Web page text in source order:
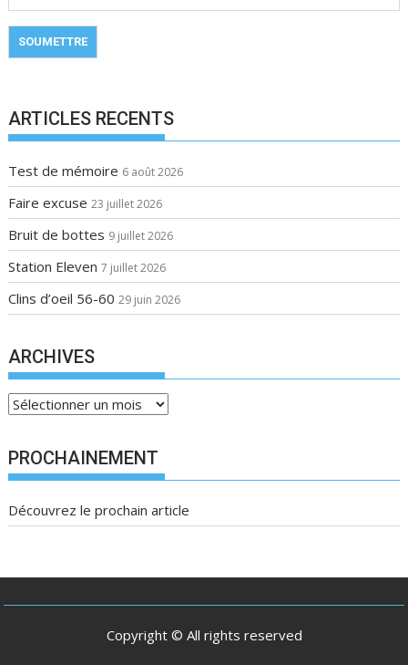
i
c
l
ARTICLES RECENTS
Test de mémoire 6 août 2026
Faire excuse 23 juillet 2026
Bruit de bottes 9 juillet 2026
Station Eleven 7 juillet 2026
Clins d’oeil 56-60 29 juin 2026
ARCHIVES
A
c
h
v
PROCHAINEMENT
Découvrez le prochain article
Copyright © All rights reserved